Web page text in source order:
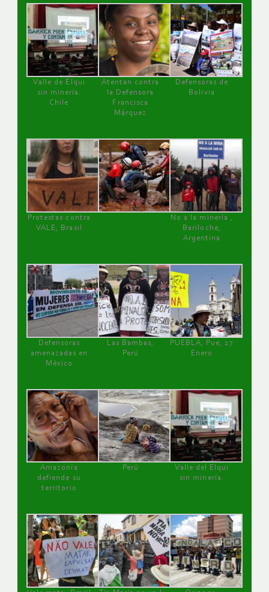
Valle de Elqui
sin minería.
Chile
Atentan contra
la Defensora
Francisca
Márquez
Defensoras de
Bolivia
Protestas contra
VALE, Brasil
No a la minería ,
Bariloche,
Argentina
Defensoras
amenazadas en
México
Las Bambas,
Perú
PUEBLA, Pue, 27
Enero
Amazonía
defiende su
territorio
Perú
Valle del Elqui
sin minería.